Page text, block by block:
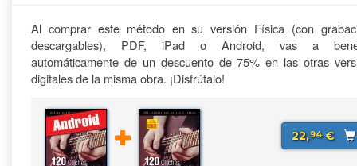
Al comprar este método en su versión Física (con
descargables), PDF, iPad o Android, vas a
automáticamente de un descuento de 75% en las otras
digitales de la misma obra. ¡Disfrútalo!
22,94€